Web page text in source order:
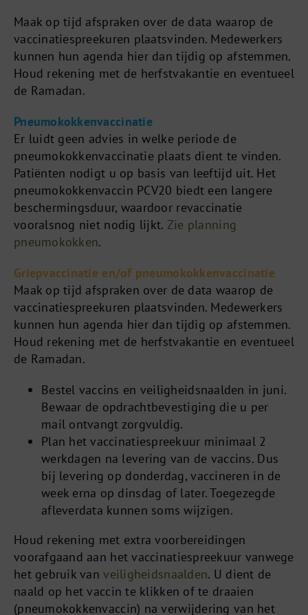
Maak op tijd afspraken over de data waarop de
vaccinatiespreekuren plaatsvinden. Medewerkers
kunnen hun agenda hier dan tijdig op afstemmen.
Houd rekening met de herfstvakantie en eventueel
de Ramadan.
Pneumokokkenvaccinatie
Er luidt geen advies in welke periode de
pneumokokkenvaccinatie plaats dient te vinden.
Patiënten nodigt u op basis van leeftijd uit. Het
pneumokokkenvaccin PCV20 biedt een langere
beschermingsduur, waardoor revaccinatie
vooralsnog niet nodig lijkt. Zie planning
pneumokokken.
Griepvaccinatie en/of pneumokokkenvaccinatie
Maak op tijd afspraken over de data waarop de
vaccinatiespreekuren plaatsvinden. Medewerkers
kunnen hun agenda hier dan tijdig op afstemmen.
Houd rekening met de herfstvakantie en eventueel
de Ramadan.
Bestel vaccins en veiligheidsnaalden in juni.
Bewaar de opdrachtbevestiging die u per
mail ontvangt zorgvuldig.
Plan het vaccinatiespreekuur minimaal 2
werkdagen na levering van de vaccins. Dus
bij levering op donderdag, vaccineren in de
week erna op dinsdag of later. Toegezegde
afleverdata kunnen soms wijzigen.
Houd rekening met extra voorbereidingen
voorafgaand aan het vaccinatiespreekuur vanwege
het gebruik vanveiligheidsnaalden. U dient de
naald op het vaccin te klikken of te draaien
(pneumokokkenvaccin) na verwijdering van het